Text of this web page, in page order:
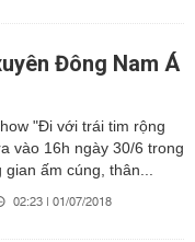
Đông Nam Á
"Đi với trái tim rộng
vào 16h ngày 30/6 trong
ấm cúng, thân...
02:23 | 01/07/2018